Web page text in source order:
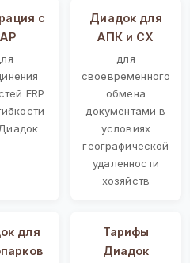
с
ERP
Диадок для
АПК и СХ
для
своевременного
обмена
документами в
условиях
географической
удаленности
хозяйств
для
Тарифы
Диадок